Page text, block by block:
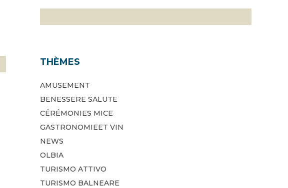
THÈMES
AMUSEMENT
BENESSERE SALUTE
CÉRÉMONIES MICE
GASTRONOMIEET VIN
NEWS
OLBIA
TURISMO ATTIVO
TURISMO BALNEARE